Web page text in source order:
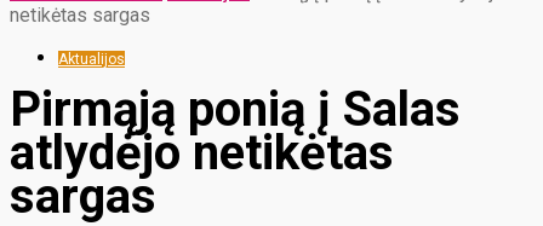
netikėtas sargas
Aktualijos
Pirmąją ponią į Salas
atlydėjo netikėtas
sargas